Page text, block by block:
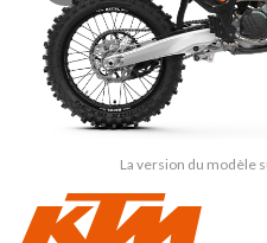
La version du modèle